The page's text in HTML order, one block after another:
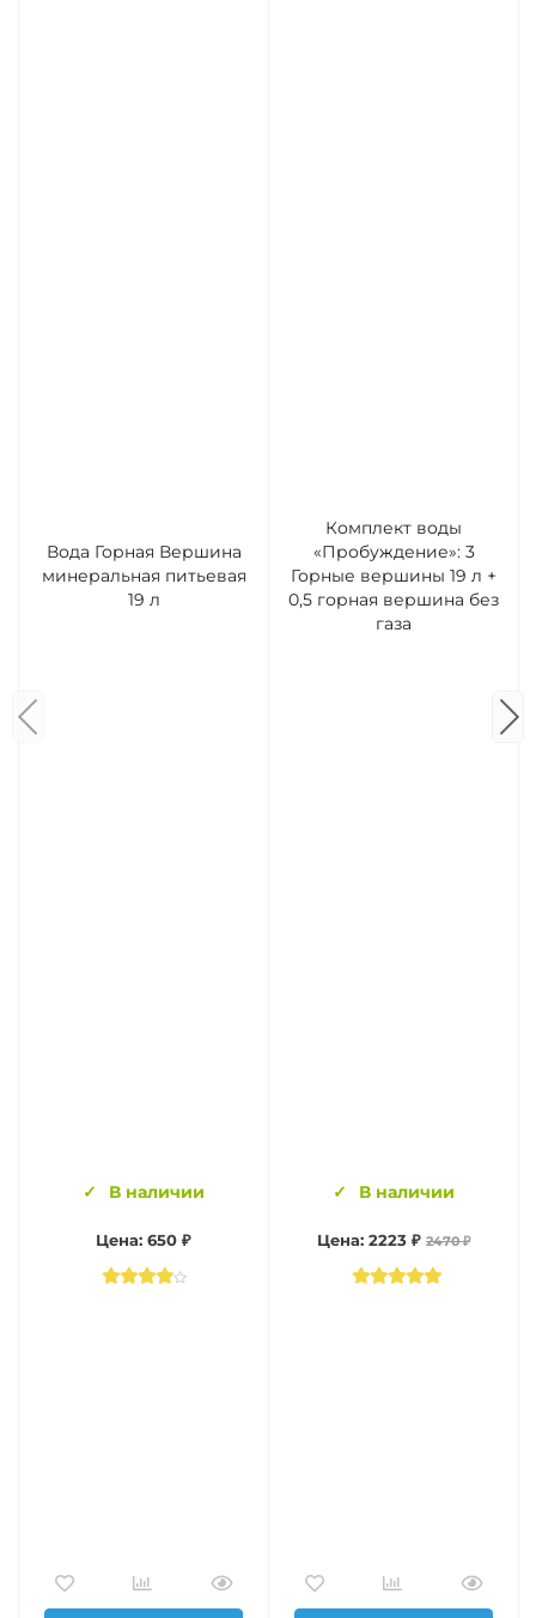
Вода Горная Вершина
минеральная питьевая
19 л
В наличии
Цена: 650 ₽
Комплект воды
«Пробуждение»: 3
Горные вершины 19 л +
0,5 горная вершина без
газа
В наличии
Цена: 2223 ₽ 2470 ₽